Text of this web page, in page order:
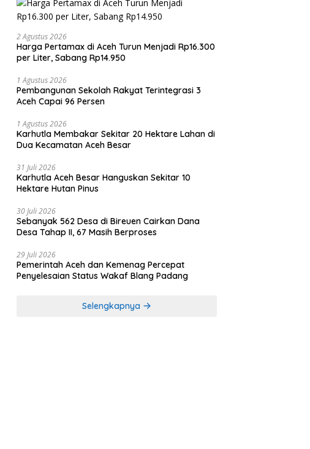
2 Agustus 2026
Harga Pertamax di Aceh Turun Menjadi Rp16.300
per Liter, Sabang Rp14.950
1 Agustus 2026
Pembangunan Sekolah Rakyat Terintegrasi 3
Aceh Capai 96 Persen
1 Agustus 2026
Karhutla Membakar Sekitar 20 Hektare Lahan di
Dua Kecamatan Aceh Besar
31 Juli 2026
Karhutla Aceh Besar Hanguskan Sekitar 10
Hektare Hutan Pinus
30 Juli 2026
Sebanyak 562 Desa di Bireuen Cairkan Dana
Desa Tahap II, 67 Masih Berproses
29 Juli 2026
Pemerintah Aceh dan Kemenag Percepat
Penyelesaian Status Wakaf Blang Padang
Selengkapnya